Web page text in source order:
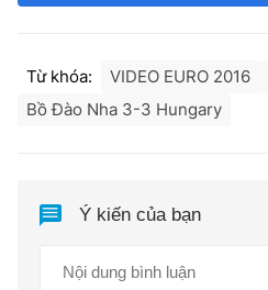
Từ khóa: VIDEO EURO 2016
Bồ Đào Nha 3-3 Hungary
Ý kiến của bạn